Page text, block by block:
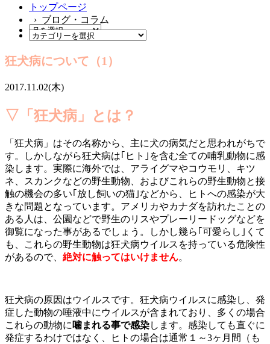
トップページ
› ブログ・コラム
狂犬病について（1）
2017.11.02(木)
▽「狂犬病」とは？
「狂犬病」はその名称から、主に犬の病気だと思われがちで
す。しかしながら狂犬病は｢ヒト｣を含む全ての哺乳動物に感
染します。実際に海外では、アライグマやコウモリ、キツ
ネ、スカンクなどの野生動物、およびこれらの野生動物と接
触の機会の多い｢放し飼いの猫｣などから、ヒトへの感染が大
きな問題となっています。アメリカやカナダを訪れたことの
ある人は、公園などで野生のリスやプレーリードッグなどを
御覧になった事があるでしょう。しかし幾ら｢可愛らし｣くて
も、これらの野生動物は狂犬病ウイルスを持っている危険性
があるので、 絶対に触ってはいけません。
狂犬病の原因はウイルスです。狂犬病ウイルスに感染し、発
症した動物の唾液中にウイルスが含まれており、多くの場合
これらの動物に 噛まれる事で感染します。感染しても直ぐに
発症するわけではなく、ヒトの場合は通常１～3ヶ月間（も